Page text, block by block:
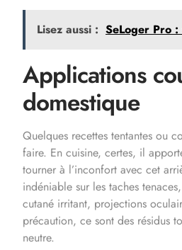
Lisez aussi : SeLoger Pro
Applications
domestique
Quelques recettes tentantes ou
faire. En cuisine, certes, il
tourner à l’inconfort avec cet
indéniable sur les taches
cutané irritant, projections
précaution, ce sont des résidus
neutre.